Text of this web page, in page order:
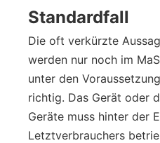
Standardfall
Die oft verkürzte
werden nur noch im
unter den
richtig. Das Gerät oder
Geräte muss hinter der
Letztverbrauchers